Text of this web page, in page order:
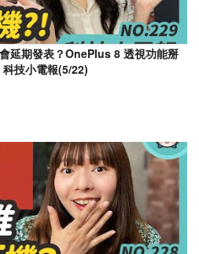
延期發表？OnePlus 8 透視功能掰
技小電報(5/22)